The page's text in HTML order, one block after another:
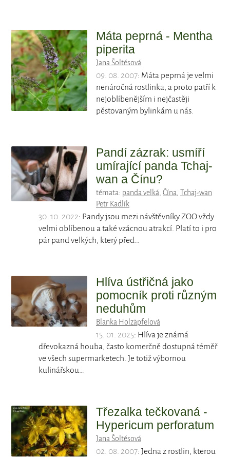
Máta peprná - Mentha
piperita
Jana Šoltésová
09. 08. 2007: Máta peprná je velmi
nenáročná rostlinka, a proto patří k
nejoblíbenějším i nejčastěji
pěstovaným bylinkám u nás.
Pandí zázrak: usmíří
umírající panda Tchaj-
wan a Čínu?
témata: panda velká, Čína, Tchaj-wan
Petr Kadlík
30. 10. 2022: Pandy jsou mezi návštěvníky ZOO vždy
velmi oblíbenou a také vzácnou atrakcí. Platí to i pro
pár pand velkých, který před…
Hlíva ústřičná jako
pomocník proti různým
neduhům
Blanka Holzäpfelová
15. 01. 2025: Hlíva je známá
dřevokazná houba, často komerčně dostupná téměř
ve všech supermarketech. Je totiž výbornou
kulinářskou…
Třezalka tečkovaná -
Hypericum perforatum
Jana Šoltésová
02. 08. 2007: Jedna z rostlin, kterou